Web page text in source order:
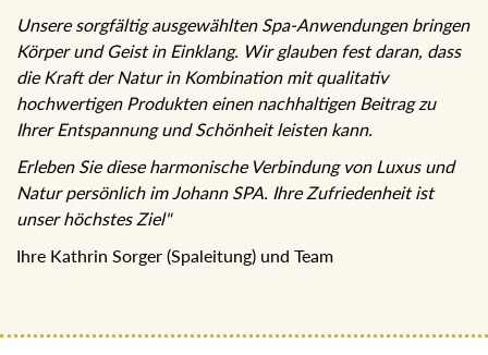
Unsere sorgfältig ausgewählten Spa-Anwendungen bringen
Körper und Geist in Einklang. Wir glauben fest daran, dass
die Kraft der Natur in Kombination mit qualitativ
hochwertigen Produkten einen nachhaltigen Beitrag zu
Ihrer Entspannung und Schönheit leisten kann.
Erleben Sie diese harmonische Verbindung von Luxus und
Natur persönlich im Johann SPA. Ihre Zufriedenheit ist
unser höchstes Ziel"
Ihre Kathrin Sorger (Spaleitung) und Team